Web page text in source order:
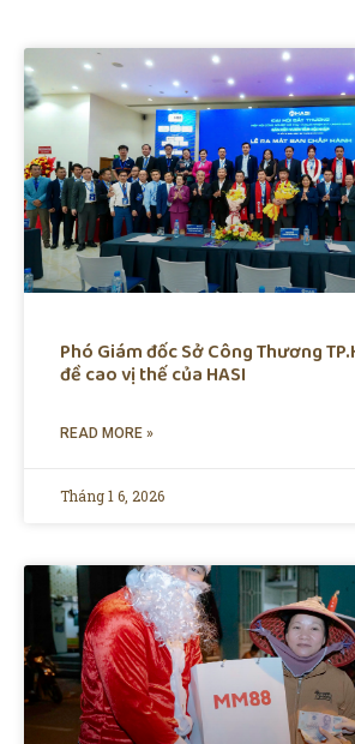
Phó Giám đốc Sở Công Thương
đề cao vị thế của HASI
READ MORE »
Tháng 1 6, 2026